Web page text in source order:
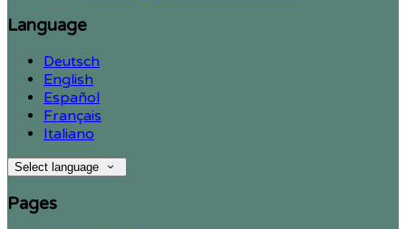
Language
Deutsch
English
Español
Français
Italiano
Select language
Pages